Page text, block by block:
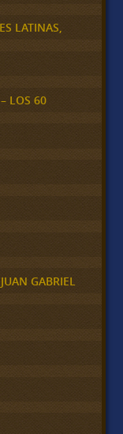
LATINAS,
LOS 60
GABRIEL